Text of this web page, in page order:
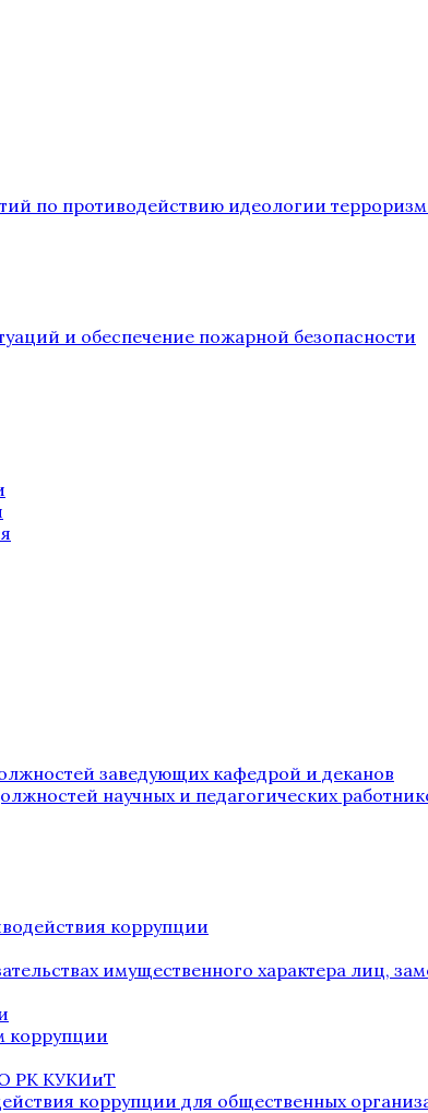
по противодействию идеологии
и обеспечение пожарной безопасности
заведующих кафедрой и деканов
научных и педагогических
коррупции
имущественного характера лиц,
коррупции
РК КУКИиТ
коррупции для общественных